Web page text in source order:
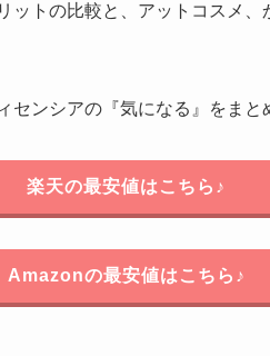
ットの比較と、アットコスメ
ンシアの『気になる』をまと
楽天の最安値はこちら♪
Amazonの最安値はこちら♪